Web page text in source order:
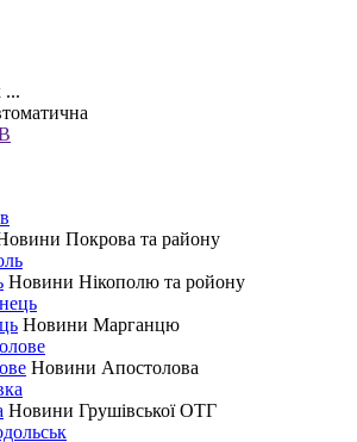
...
Покрова та району
Новини Нікополю та ройону
Новини Марганцю
Новини Апостолова
Новини Грушівської ОТГ